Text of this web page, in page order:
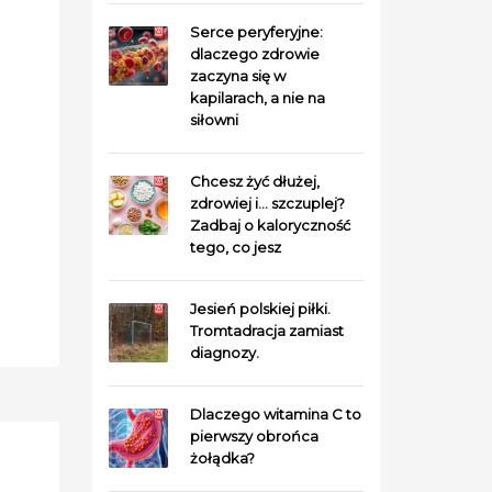
Serce peryferyjne:
dlaczego zdrowie
zaczyna się w
kapilarach, a nie na
siłowni
Chcesz żyć dłużej,
zdrowiej i… szczuplej?
Zadbaj o kaloryczność
tego, co jesz
Jesień polskiej piłki.
Tromtadracja zamiast
diagnozy.
Dlaczego witamina C to
pierwszy obrońca
żołądka?